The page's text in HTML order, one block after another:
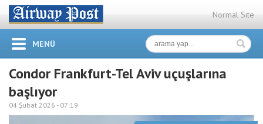
Normal Site
MENÜ
Condor Frankfurt-Tel Aviv uçuşlarına
başlıyor
04 Şubat 2026 - 07:19